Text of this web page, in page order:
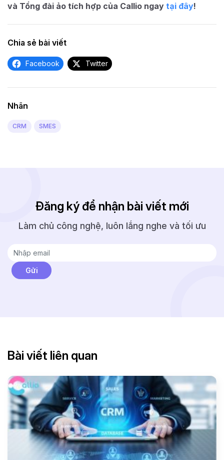
và Tổng đài ảo tích hợp của Callio ngay tại đây!
Chia sẻ bài viết
Facebook Twitter
Nhãn
CRM SMES
Đăng ký để nhận bài viết mới
Làm chủ công nghệ, luôn lắng nghe và tối ưu
Bài viết liên quan